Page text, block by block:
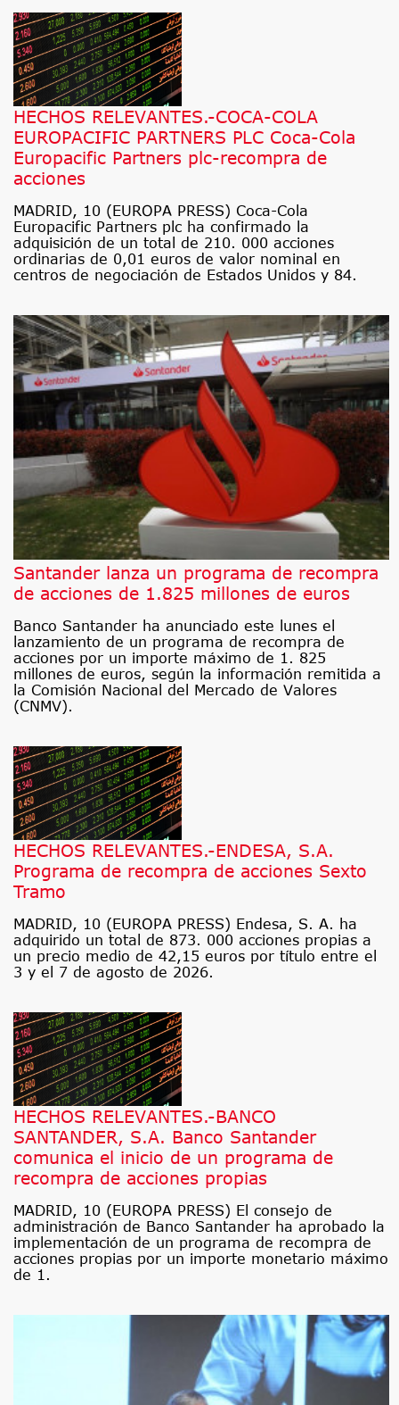
HECHOS RELEVANTES.-COCA-COLA
EUROPACIFIC PARTNERS PLC Coca-Cola
Europacific Partners plc-recompra de
acciones
MADRID, 10 (EUROPA PRESS) Coca-Cola
Europacific Partners plc ha confirmado la
adquisición de un total de 210. 000 acciones
ordinarias de 0,01 euros de valor nominal en
centros de negociación de Estados Unidos y 84.
Santander lanza un programa de recompra
de acciones de 1.825 millones de euros
Banco Santander ha anunciado este lunes el
lanzamiento de un programa de recompra de
acciones por un importe máximo de 1. 825
millones de euros, según la información remitida a
la Comisión Nacional del Mercado de Valores
(CNMV).
HECHOS RELEVANTES.-ENDESA, S.A.
Programa de recompra de acciones Sexto
Tramo
MADRID, 10 (EUROPA PRESS) Endesa, S. A. ha
adquirido un total de 873. 000 acciones propias a
un precio medio de 42,15 euros por título entre el
3 y el 7 de agosto de 2026.
HECHOS RELEVANTES.-BANCO
SANTANDER, S.A. Banco Santander
comunica el inicio de un programa de
recompra de acciones propias
MADRID, 10 (EUROPA PRESS) El consejo de
administración de Banco Santander ha aprobado la
implementación de un programa de recompra de
acciones propias por un importe monetario máximo
de 1.